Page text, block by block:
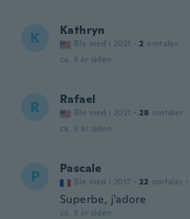
K Kathryn
Ble med i 2021 · 2 omtaler
ca. 5 år siden
R Rafael
Ble med i 2021 · 28 omtaler
ca. 5 år siden
P Pascale
Ble med i 2017 · 22 omtaler ·
Superbe, j'adore
ca. 5 år siden